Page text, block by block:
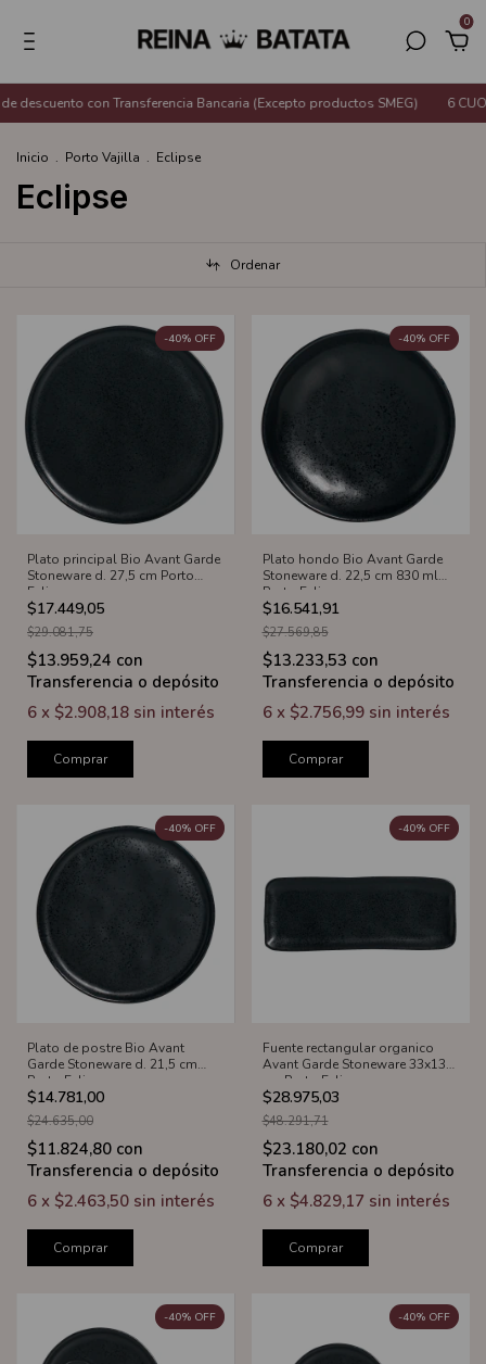
0
con Transferencia Bancaria (Excepto productos SMEG) 6 CUOTAS
Inicio . Porto Vajilla . Eclipse
Eclipse
Ordenar
Plato principal Bio Avant Garde
Stoneware d. 27,5 cm Porto
Eclipse
$17.449,05
-40% OFF
$29.081,75
$13.959,24 con
Transferencia o depósito
6 x $2.908,18 sin interés
Comprar
Plato hondo Bio Avant Garde
Stoneware d. 22,5 cm 830 ml
Porto Eclipse
$16.541,91
-40% OFF
$27.569,85
$13.233,53 con
Transferencia o depósito
6 x $2.756,99 sin interés
Comprar
Plato de postre Bio Avant
Garde Stoneware d. 21,5 cm
Porto Eclipse
$14.781,00
-40% OFF
$24.635,00
$11.824,80 con
Transferencia o depósito
6 x $2.463,50 sin interés
Comprar
Fuente rectangular organico
Avant Garde Stoneware 33x13
cm Porto Eclipse
$28.975,03
-40% OFF
$48.291,71
$23.180,02 con
Transferencia o depósito
6 x $4.829,17 sin interés
Comprar
-40% OFF -40% OFF